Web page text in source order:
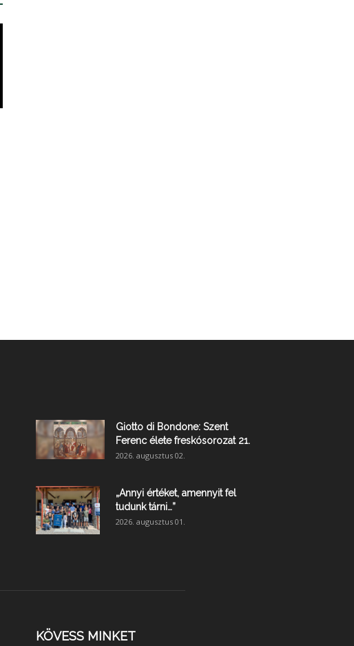
Giotto di Bondone: Szent
Ferenc élete freskósorozat 21.
2026. augusztus 02.
„Annyi értéket, amennyit fel
tudunk tárni…”
2026. augusztus 01.
KÖVESS MINKET